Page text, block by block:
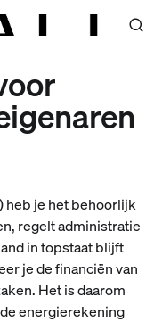
heb je het behoorlijk
regelt administratie
in topstaat blijft
je de financiën van
Het is daarom
energierekening